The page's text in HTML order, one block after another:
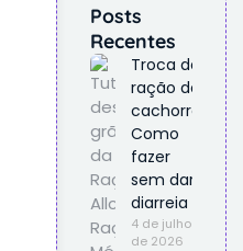
Posts
Recentes
Troca de
ração do
cachorro:
Como
fazer
sem dar
diarreia
4 de julho
de 2026